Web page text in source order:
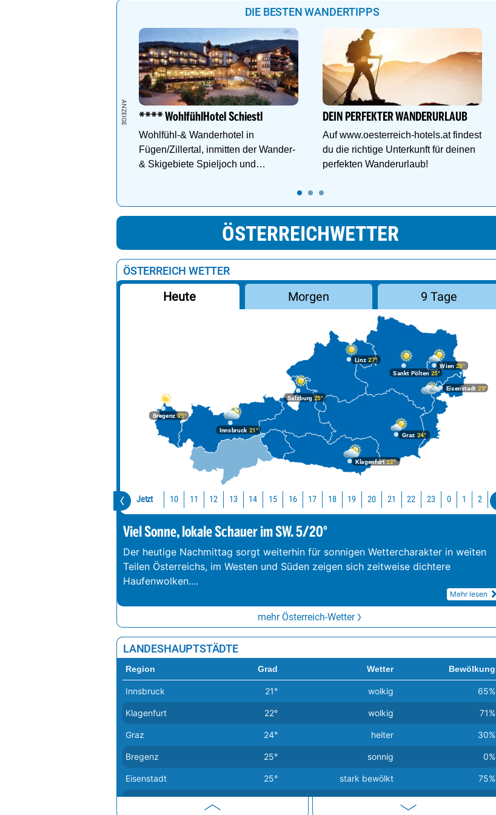
DIE BESTEN WANDERTIPPS
**** WohlfühlHotel Schiestl
Wohlfühl-& Wanderhotel in
Fügen/Zillertal, inmitten der Wander-
& Skigebiete Spieljoch und
DEIN PERFEKTER WANDERURLAUB
Auf www.oesterreich-hotels.at findest
du die richtige Unterkunft für deinen
perfekten Wanderurlaub!
ÖSTERREICHWETTER
ÖSTERREICH WETTER
Heute Morgen 9 Tage
Bregenz25°
Graz 24°
Innsbruck21°
Klagenfurt22°
Linz 27°
Salzburg25°
Wien 25°
Eisenstadt 25°
Sankt Pölten 25°
Jetzt 10 11 12 13 14 15 16 17 18 19 20 21 22 23 0 1 2
Viel Sonne, lokale Schauer im SW. 5/20°
Der heutige Nachmittag sorgt weiterhin für sonnigen Wettercharakter in weiten
Teilen Österreichs, im Westen und Süden zeigen sich zeitweise dichtere
Haufenwolken....
Mehr lesen
mehr Österreich-Wetter
LANDESHAUPTSTÄDTE
Region Grad Wetter Bewölkung
Innsbruck 21° wolkig 65%
Klagenfurt 22° wolkig 71%
Graz 24° heiter 30%
Bregenz 25° sonnig 0%
Eisenstadt 25° stark bewölkt 75%
Salzburg 25° sonnig 0%